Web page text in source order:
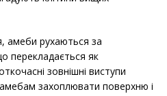
амеби рухаються за
перекладається як
зовнішні виступи
захоплювати поверхню і